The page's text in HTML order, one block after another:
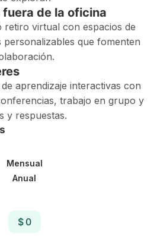
de la oficina
retiro virtual con espacios de
que fomenten
aprendizaje interactivas con
trabajo en grupo y
y respuestas.
Mensual
Anual
$ 0